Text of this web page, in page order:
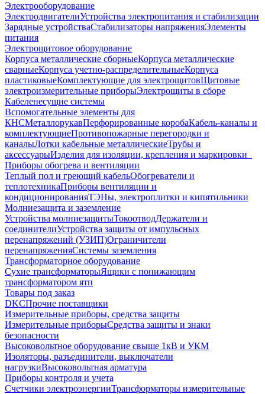
Электрооборудование
ЭлектродвигателиУстройства электропитания и стабилизации
Зарядные устройстваСтабилизаторы напряженияЭлементы
питания
Электрощитовое оборудование
Корпуса металлические сборныеКорпуса металлические
сварныеКорпуса учетно-распределительныеКорпуса
пластиковыеКомплектующие для электрощитовЩитовые
электроизмерительные приборыЭлектрощиты в сборе
Кабеленесущие системы
Вспомогательные элементы для
КНСМеталлорукавПерфорированные коробаКабель-каналы и
комплектующиеПротивопожарные перегородки и
каналыЛотки кабельные металлическиеТрубы и
аксессуарыИзделия для изоляции, крепления и маркировки
Приборы обогрева и вентиляции
Теплый пол и греющий кабельОбогреватели и
теплотехникаПриборы вентиляции и
кондиционированияТЭНы, электроплитки и кипятильники
Молниезащита и заземление
Устройства молниезащитыТокоотводДержатели и
соединителиУстройства защиты от импульсных
перенапряжений (УЗИП)Ограничители
перенапряженияСистемы заземления
Трансформаторное оборудование
Сухие трансформаторыЯщики с понижающим
трансформатором ятп
Товары под заказ
DKCПрочие поставщики
Измерительные приборы, средства защиты
Измерительные приборыСредства защиты и знаки
безопасности
Высоковольтное оборудование свыше 1кВ и УКМ
Изоляторы, разъединители, выключатели
нагрузкиВысоковольтная арматура
Приборы контроля и учета
Счетчики электроэнергииТрансформаторы измерительные